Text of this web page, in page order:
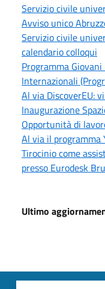
Servizio civile
Avviso unico
Servizio civile
calendario colloqui
Programma
Internazionali
Al via DiscoverEU:
Inaugurazione
Opportunità di
Al via il programma
Tirocinio come
presso Eurodesk
Ultimo